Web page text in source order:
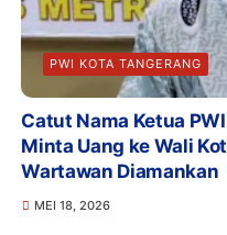
PWI KOTA TANGERANG
Catut Nama Ketua
Minta Uang ke Wali
Wartawan Diamankan
MEI 18, 2026